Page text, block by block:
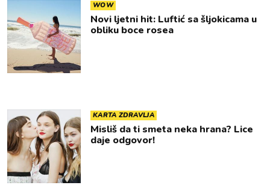
WOW
Novi ljetni hit: Luftić sa šljokicama u
obliku boce rosea
KARTA ZDRAVLJA
Misliš da ti smeta neka hrana? Lice
daje odgovor!